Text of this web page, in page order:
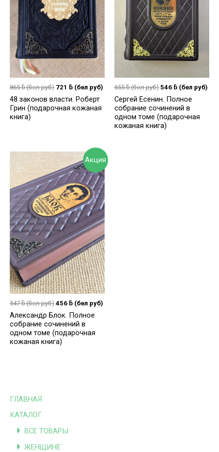
ГЛАВНАЯ
КАТАЛОГ
ВСЕ ТОВАРЫ
ЖЕНЩИНЕ
865ƃ(бел руб) 721 ƃ (бел руб)
48 законов власти. Роберт
Грин (подарочная кожаная
книга)
655ƃ(бел руб) 546 ƃ (бел руб)
Сергей Есенин. Полное
собрание сочинений в
одном томе (подарочная
кожаная книга)
Акция
547ƃ(бел руб) 456 ƃ (бел руб)
Александр Блок. Полное
собрание сочинений в
одном томе (подарочная
кожаная книга)